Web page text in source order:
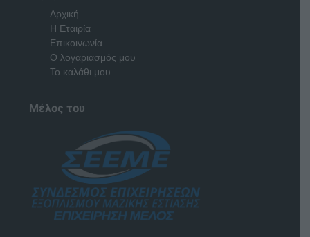
Αρχική
Η Εταιρία
Επικοινωνία
Ο λογαριασμός μου
Το καλάθι μου
Μέλος του